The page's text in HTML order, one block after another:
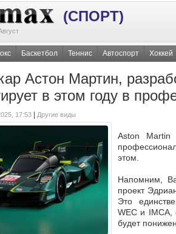
(СПОРТ)
Баскетбол Теннис Автоспорт Хоккей
Астон Мартин,
в этом году в
17:53 Другие виды
Aston Martin
этом.
Напомним,
проект
Это
WEC и IMCA,
будет